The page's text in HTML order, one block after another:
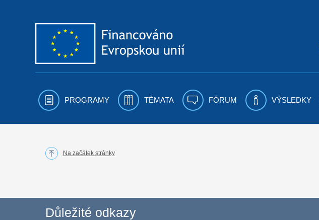
PROGRAMY TÉMATA FÓRUM VÝSLEDKY
Na začátek stránky
Důležité odkazy